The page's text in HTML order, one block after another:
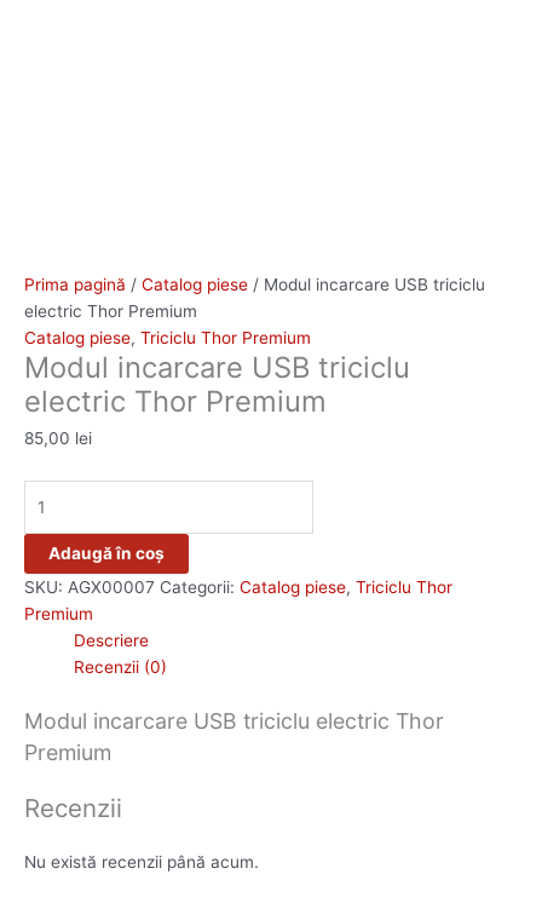
Prima pagină / Catalog piese / Modul incarcare USB triciclu
electric Thor Premium
Catalog piese, Triciclu Thor Premium
Modul incarcare USB triciclu
electric Thor Premium
85,00 lei
Adaugă în coș
SKU: AGX00007 Categorii: Catalog piese, Triciclu Thor
Premium
Descriere
Recenzii (0)
Modul incarcare USB triciclu electric Thor
Premium
Recenzii
Nu există recenzii până acum.